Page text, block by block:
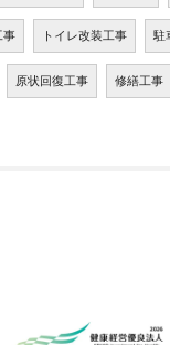
事 トイレ改装工事 駐
原状回復工事 修繕工事